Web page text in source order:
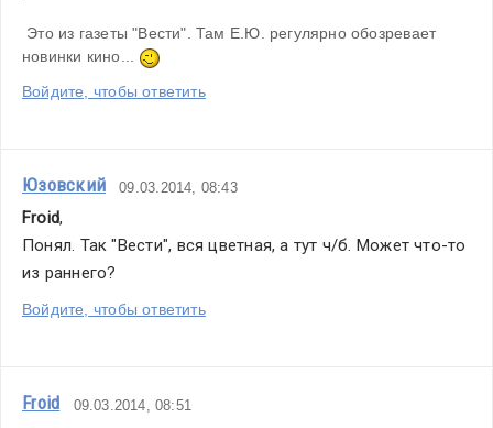
новинки кино...
Войдите, чтобы ответить
Юзовский 09.03.2014, 08:43
Froid,
Понял. Так "Вести", вся цветная, а тут ч/б. Может что-то
из раннего?
Войдите, чтобы ответить
Froid 09.03.2014, 08:51